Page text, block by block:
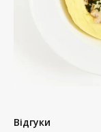
Відгуки